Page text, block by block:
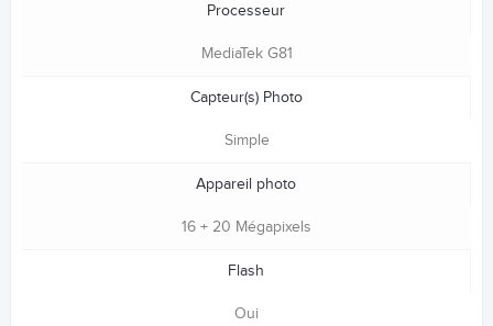
Processeur
MediaTek G81
Capteur(s) Photo
Simple
Appareil photo
16 + 20 Mégapixels
Flash
Oui